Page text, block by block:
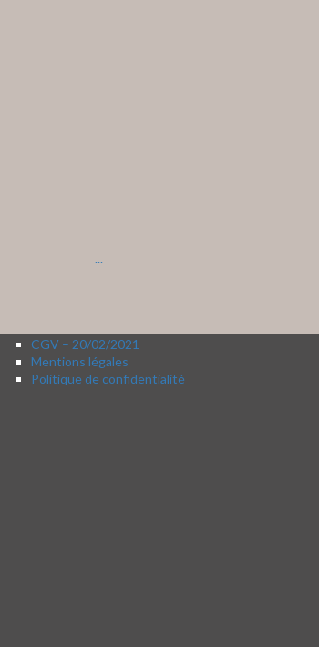
...
CGV – 20/02/2021
Mentions légales
Politique de confidentialité